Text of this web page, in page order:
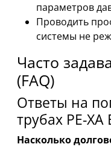
параметров
Проводить
системы не
Часто
(FAQ)
Ответы на
трубах PE-
Насколько